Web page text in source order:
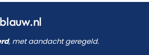
, met aandacht geregeld.